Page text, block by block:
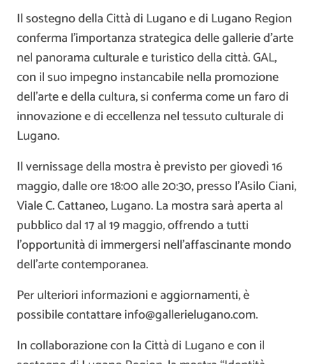
Il sostegno della Città di Lugano e di Lugano Region
conferma l’importanza strategica delle gallerie d’arte
nel panorama culturale e turistico della città. GAL,
con il suo impegno instancabile nella promozione
dell’arte e della cultura, si conferma come un faro di
innovazione e di eccellenza nel tessuto culturale di
Lugano.
Il vernissage della mostra è previsto per giovedì 16
maggio, dalle ore 18:00 alle 20:30, presso l’Asilo Ciani,
Viale C. Cattaneo, Lugano. La mostra sarà aperta al
pubblico dal 17 al 19 maggio, offrendo a tutti
l’opportunità di immergersi nell’affascinante mondo
dell’arte contemporanea.
Per ulteriori informazioni e aggiornamenti, è
possibile contattare info@gallerielugano.com.
In collaborazione con la Città di Lugano e con il